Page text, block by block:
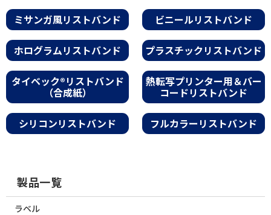
ミサンガ風リストバンド ビニールリストバンド
ホログラムリストバンド プラスチックリストバンド
タイベック®リストバンド
（合成紙）
熱転写プリンター用＆バー
コードリストバンド
シリコンリストバンド フルカラーリストバンド
製品一覧
ラベル